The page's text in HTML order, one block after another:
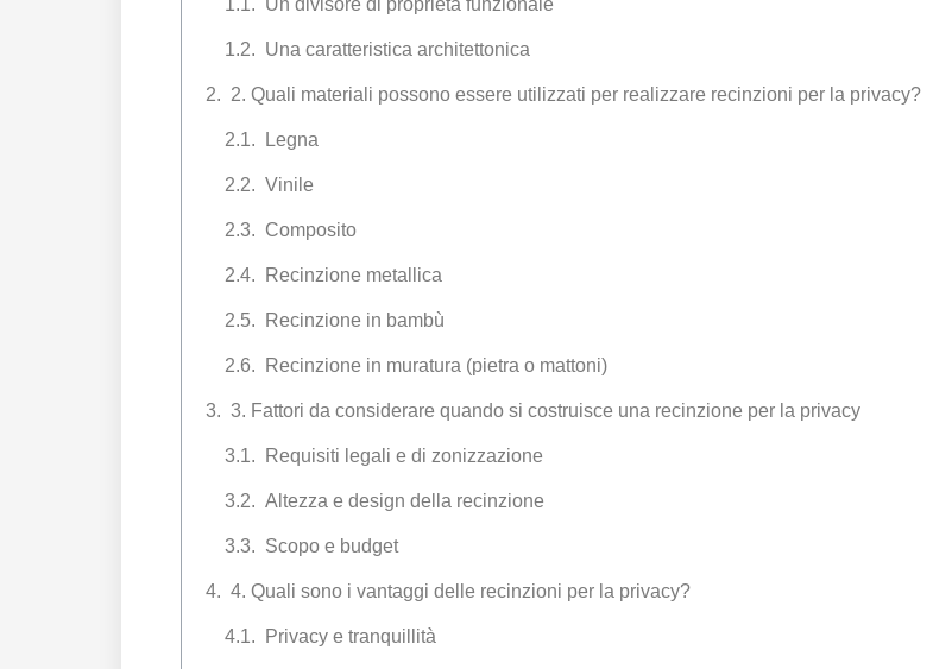
Una caratteristica architettonica
2. Quali materiali possono essere utilizzati per realizzare recinzioni per la privacy?
Legna
Vinile
Composito
Recinzione metallica
Recinzione in bambù
Recinzione in muratura (pietra o mattoni)
3. Fattori da considerare quando si costruisce una recinzione per la privacy
Requisiti legali e di zonizzazione
Altezza e design della recinzione
Scopo e budget
4. Quali sono i vantaggi delle recinzioni per la privacy?
Privacy e tranquillità